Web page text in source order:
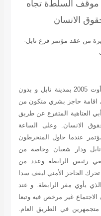
موقف السلطة تجاه
الانسان
من عقد مؤتمر فرع نابل-
تم ذلك عشية بوم الجمعة 19 أوت 2005 بمدينة نابل و بدون
اقامة حاجز بشري متكون من
العتاهية المتفرع عن طربق
الانسان. وعلى الساعة
عندما حاول المنخرطون
ودار شعبان وخاصة من
رئيس الرابطة وعدد من
تحرك الحاجز الأمني ليقف سدا
يأوي مقر الرابطة. و عند
الاجتماع غير مرخص فيه وتبعا
في الطريق العام.